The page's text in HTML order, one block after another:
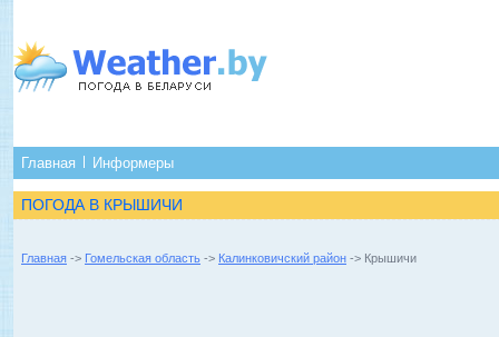
Главная Информеры
ПОГОДА В КРЫШИЧИ
Главная -> Гомельская область -> Калинковичский район -> Крышичи